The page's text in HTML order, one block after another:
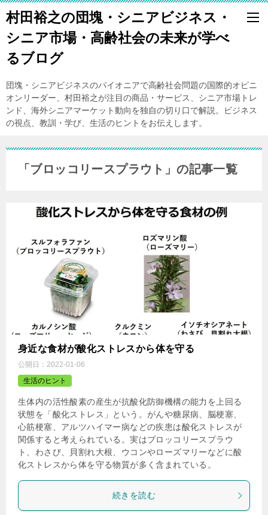
村田裕之の団塊・シニアビジネス・
シニア市場・高齢社会の未来が学べ
るブログ
団塊・シニアビジネスのパイオニアで高齢社会問題の国際的オピニ
オンリーダー、村田裕之が注目の商品・サービス、シニア市場トレ
ンド、海外シニアマーケット動向を独自の切り口で解説。ビジネス
の視点、教訓・学び、生活のヒントをお伝えします。
「ブロッコリースプラウト」の記事一覧
身近な食材が酸化ストレスから体を守る
公開日： 2022-01-06
生活のヒント
生体内の活性酸素の産生が抗酸化防御機構の能力を上回る
状態を「酸化ストレス」という。がんや糖尿病、脳梗塞、
心筋梗塞、アルツハイマー病などの疾患は酸化ストレスが
関係すると考えられている。実はブロッコリースプラウ
ト、わさび、貝割れ大根、ウコンやローズマリーなどに酸
化ストレスから体を守る物質が多く含まれている。
続きを読む